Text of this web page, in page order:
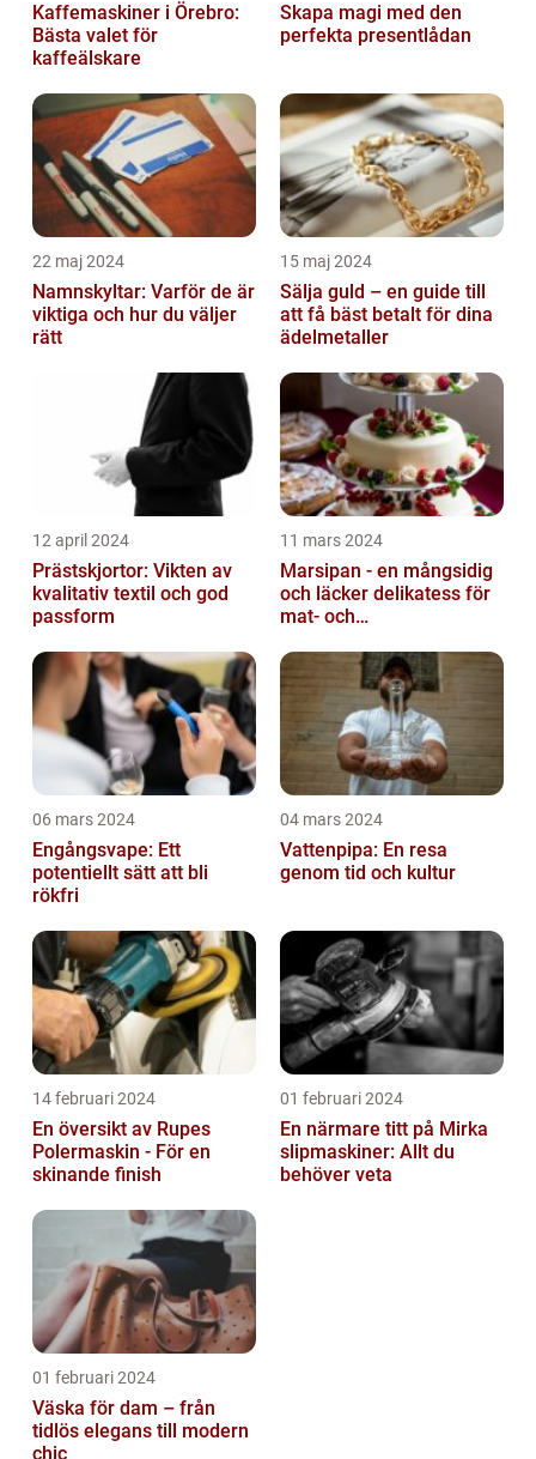
Kaffemaskiner i Örebro:
Bästa valet för
kaffeälskare
Skapa magi med den
perfekta presentlådan
22 maj 2024
Namnskyltar: Varför de är
viktiga och hur du väljer
rätt
15 maj 2024
Sälja guld – en guide till
att få bäst betalt för dina
ädelmetaller
12 april 2024
Prästskjortor: Vikten av
kvalitativ textil och god
passform
11 mars 2024
Marsipan - en mångsidig
och läcker delikatess för
mat- och
06 mars 2024
Engångsvape: Ett
potentiellt sätt att bli
rökfri
04 mars 2024
Vattenpipa: En resa
genom tid och kultur
14 februari 2024
En översikt av Rupes
Polermaskin - För en
skinande finish
01 februari 2024
En närmare titt på Mirka
slipmaskiner: Allt du
behöver veta
01 februari 2024
Väska för dam – från
tidlös elegans till modern
chic